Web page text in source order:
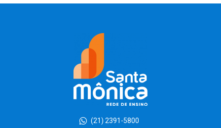
(21) 2391-5800